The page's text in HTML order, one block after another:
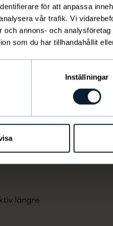
för att anpassa
vår trafik. Vi
och annons- och
som du har tillhandahållit
Inställningar
längre